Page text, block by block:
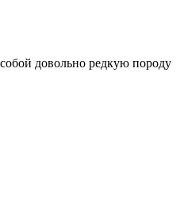
довольно редкую породу